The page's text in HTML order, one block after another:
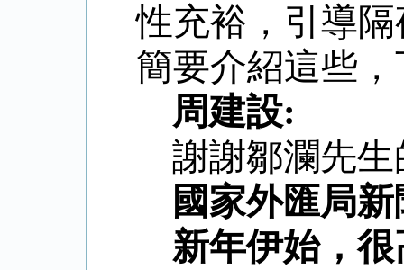
性充裕，引導
簡要介紹這些
周建設:
謝謝鄒瀾先
國家外匯局
新年伊始，